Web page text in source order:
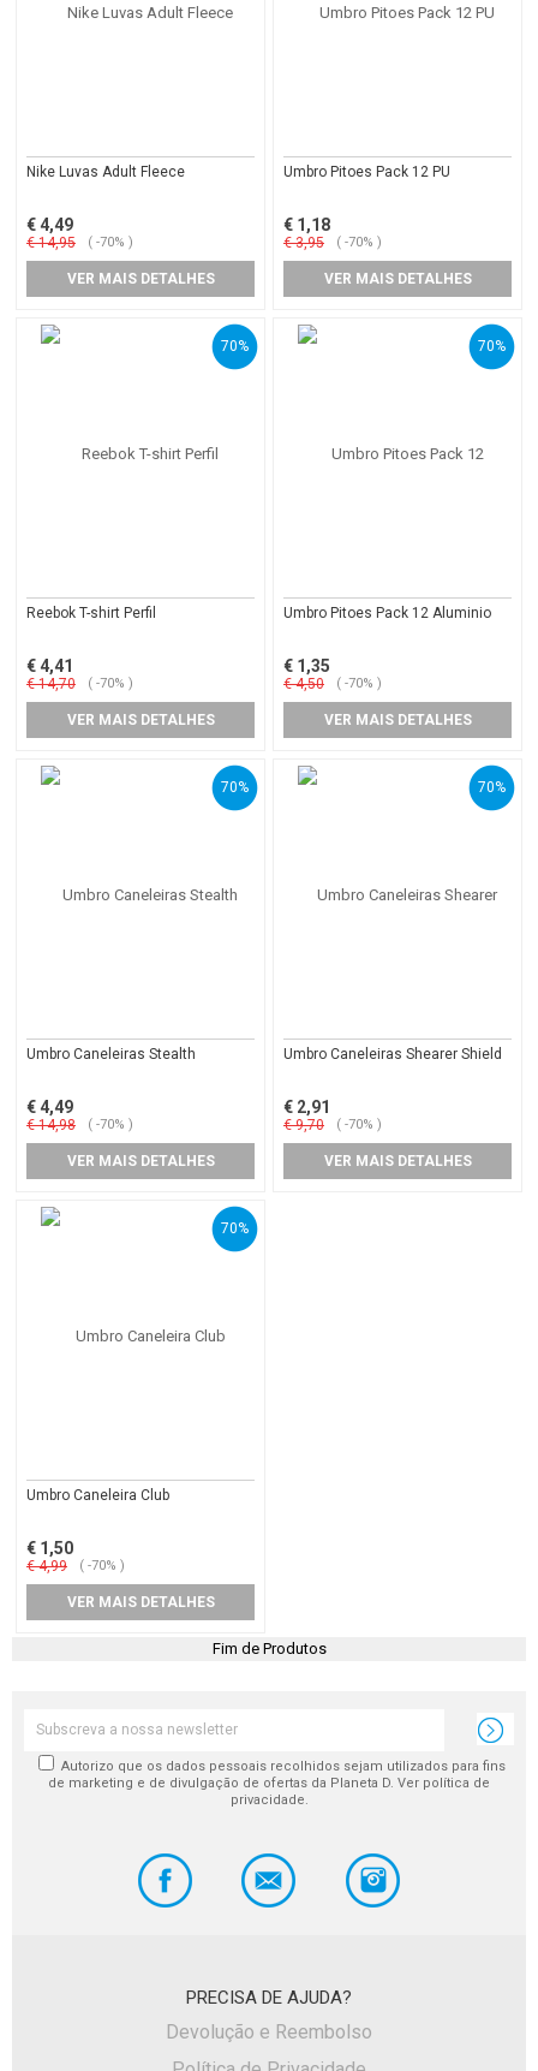
Nike Luvas Adult Fleece
€ 4,49
€ 14,95 ( -70% )
VER MAIS DETALHES
Umbro Pitoes Pack 12 PU
€ 1,18
€ 3,95 ( -70% )
VER MAIS DETALHES
70%
Reebok T-shirt Perfil
€ 4,41
€ 14,70 ( -70% )
VER MAIS DETALHES
70%
Umbro Pitoes Pack 12 Aluminio
€ 1,35
€ 4,50 ( -70% )
VER MAIS DETALHES
70%
Umbro Caneleiras Stealth
€ 4,49
€ 14,98 ( -70% )
VER MAIS DETALHES
70%
Umbro Caneleiras Shearer Shield
€ 2,91
€ 9,70 ( -70% )
VER MAIS DETALHES
70%
Umbro Caneleira Club
€ 1,50
€ 4,99 ( -70% )
VER MAIS DETALHES
Fim de Produtos
Autorizo que os dados pessoais recolhidos sejam utilizados para fins
de marketing e de divulgação de ofertas da Planeta D. Ver política de
privacidade.
PRECISA DE AJUDA?
Devolução e Reembolso